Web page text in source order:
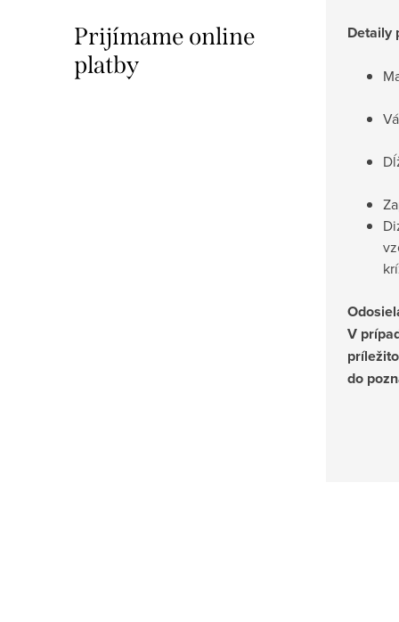
Prijímame online
platby
Detaily
V
do